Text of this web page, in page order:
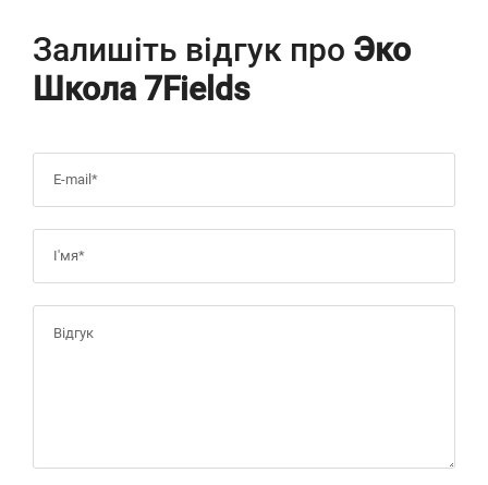
Залишіть відгук про Эко
Школа 7Fields